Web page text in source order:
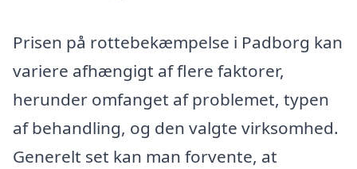
Prisen på rottebekæmpelse i Padborg kan
variere afhængigt af flere faktorer,
herunder omfanget af problemet, typen
af behandling, og den valgte virksomhed.
Generelt set kan man forvente, at